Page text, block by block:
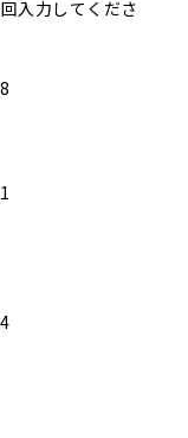
入力してくださ